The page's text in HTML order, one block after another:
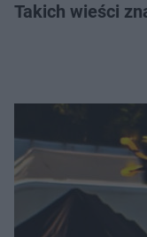
Takich wieści